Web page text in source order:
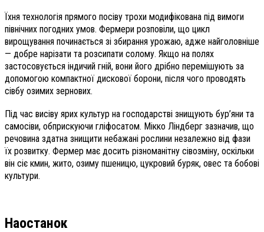
Їхня технологія прямого посіву трохи модифікована під вимоги
північних погодних умов. Фермери розповіли, що цикл
вирощування починається зі збирання урожаю, адже найголовніше
— добре нарізати та розсипати солому. Якщо на полях
застосовується індичий гній, вони його дрібно перемішують за
допомогою компактної дискової борони, після чого проводять
сівбу озимих зернових.
Під час висіву ярих культур на господарстві знищують бур’яни та
самосіви, обприскуючи гліфосатом. Мікко Ліндберг зазначив, що
речовина здатна знищити небажані рослини незалежно від фази
їх розвитку. Фермер має досить різноманітну сівозміну, оскільки
він сіє кмин, жито, озиму пшеницю, цукровий буряк, овес та бобові
культури.
Наостанок